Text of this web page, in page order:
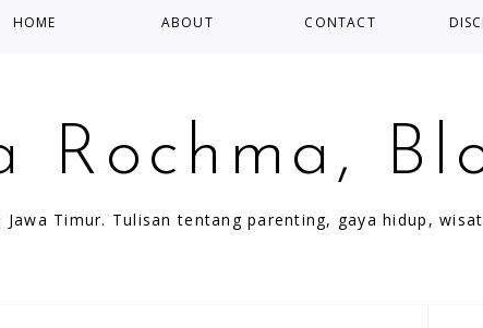
HOME ABOUT CONTACT
Rochma,
Timur. Tulisan tentang parenting, gaya hidup,